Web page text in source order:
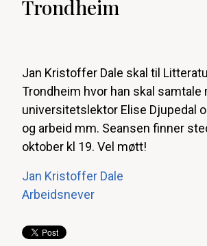
Trondheim
Jan Kristoffer Dale skal til
Trondheim hvor han skal samtale
universitetslektor Elise Djupedal
og arbeid mm. Seansen finner
oktober kl 19. Vel møtt!
Jan Kristoffer Dale
Arbeidsnever